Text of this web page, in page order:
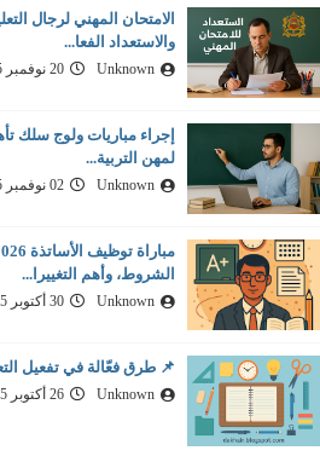
الامتحان المهني لرجال
والاستعداد الفعا...
Unknown 20 نوفمبر 2025
إجراء مباريات ولوج سلك
لمهن التربية...
Unknown 02 نوفمبر 2025
الشروط، وأهم التغييرا...
Unknown 30 أكتوبر 2025
📌 طرق فعّالة في تفعيل
Unknown 26 أكتوبر 2025